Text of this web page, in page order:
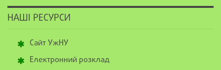
НАШІ РЕСУРСИ
Сайт УжНУ
Електронний розклад